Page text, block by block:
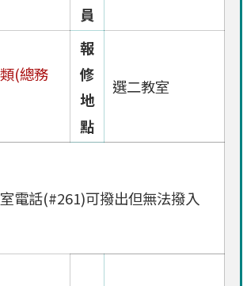
員
(總務
報
修
地
點
選二教室
電話(#261)可撥出但無法撥入